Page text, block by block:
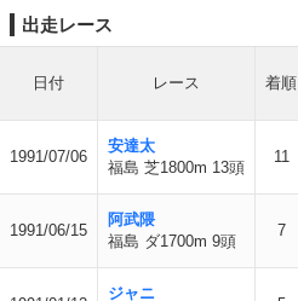
出走レース
日付 レース 着順
1991/07/06
安達太
福島 芝1800m 13頭
11
1991/06/15
阿武隈
福島 ダ1700m 9頭
7
ジャニ